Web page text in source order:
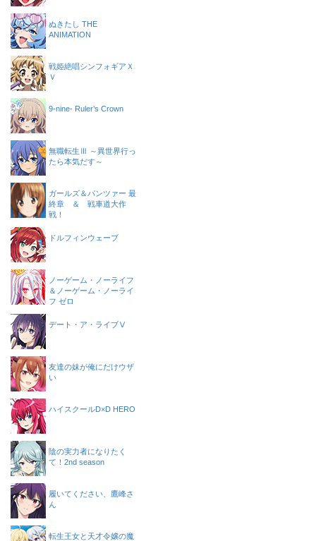
ぬきたし THE
ANIMATION
戦姫絶唱シンフォギアＸ
Ｖ
9-nine- Ruler’s Crown
無職転生Ⅲ ～異世界行っ
たら本気だす～
ガールズ＆パンツァー 最
終章 ＆ 戦車道大作
戦！
ドルフィンウェーブ
ノーゲーム・ノーライフ
＆ノーゲーム・ノーライ
フ ゼロ
デート・ア・ライブⅤ
友達の妹が俺にだけウザ
い
ハイスクールD×D HERO
陰の実力者になりたく
て！2nd season
履いてください、鷹峰さ
ん
転生王女と天才令嬢の魔